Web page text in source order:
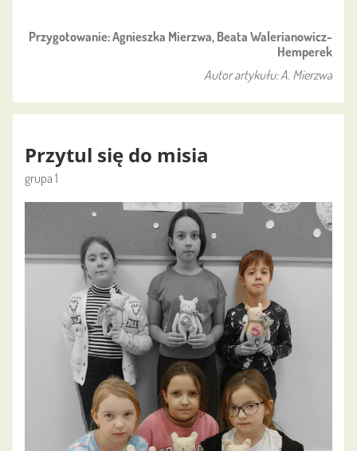
Przygotowanie: Agnieszka Mierzwa, Beata Walerianowicz-
Hemperek
Autor artykułu: A. Mierzwa
Przytul się do misia
grupa 1